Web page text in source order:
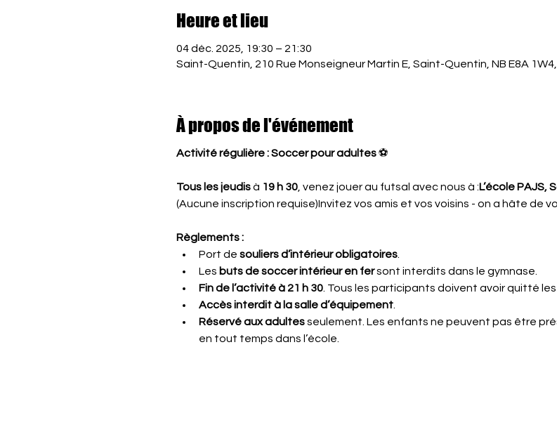
Heure et lieu
04 déc. 2025, 19:30 – 21:30
Saint-Quentin, 210 Rue Monseigneur Martin E, Saint-Quentin, NB E8A
À propos de l'événement
Activité régulière : Soccer pour adultes ⚽
Tous les jeudis à 19 h 30, venez jouer au futsal avec nous à :L’école PAJS,
(Aucune inscription requise)Invitez vos amis et vos voisins - on a hâte de
Règlements :
Port de souliers d’intérieur obligatoires.
Les buts de soccer intérieur en fer sont interdits dans le gymnase.
Fin de l’activité à 21 h 30. Tous les participants doivent avoir quitté
Accès interdit à la salle d’équipement.
Réservé aux adultes seulement. Les enfants ne peuvent pas être
en tout temps dans l’école.